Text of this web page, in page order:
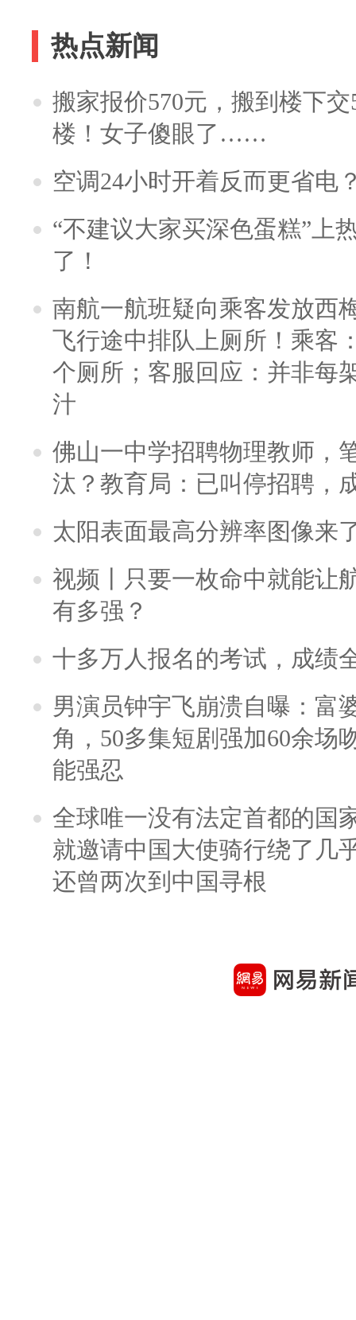
热点新闻
搬家报价570元，搬到楼下
楼！女子傻眼了……
空调24小时开着反而更省电
“不建议大家买深色蛋糕”上
了！
南航一航班疑向乘客发放西
飞行途中排队上厕所！乘客
个厕所；客服回应：并非每
汁
佛山一中学招聘物理教师，
汰？教育局：已叫停招聘，
太阳表面最高分辨率图像来
视频丨只要一枚命中就能让
有多强？
十多万人报名的考试，成绩
男演员钟宇飞崩溃自曝：富
角，50多集短剧强加60余场
能强忍
全球唯一没有法定首都的国
就邀请中国大使骑行绕了几
还曾两次到中国寻根